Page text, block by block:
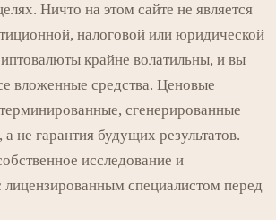
Ничто на этом сайте не является
налоговой или юридической
крайне волатильны, и вы
вложенные средства. Ценовые
сгенерированные
не гарантия будущих результатов.
исследование и
лицензированным специалистом перед